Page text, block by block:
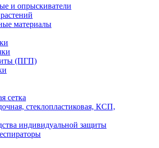
и опрыскиватели
материалы
(ПГП)
сетка
стеклопластиковая, КСП,
индивидуальной защиты